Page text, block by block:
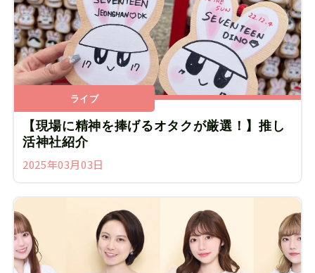
ライブ
【現場に精神を捧げるオタクが厳選！】推し
活神社紹介
2025年03月03日